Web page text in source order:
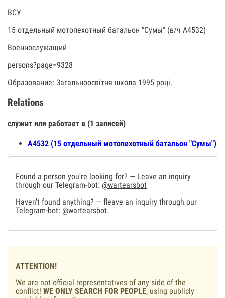
ВСУ
15 отдельный мотопехотный батальон "Сумы" (в/ч А4532)
Военнослужащий
persons?page=9328
Образование: Загальноосвітня школа 1995 році.
Relations
служит или работает в (1 записей)
А4532 (15 отдельный мотопехотный батальон "Сумы")
Found a person you're looking for? — Leave an inquiry
through our Telegram-bot: @wartearsbot
Haven't found anything? — fleave an inquiry through our
Telegram-bot: @wartearsbot.
ATTENTION!
We are not official representatives of any side of the
conflict! WE ONLY SEARCH FOR PEOPLE, using publicly